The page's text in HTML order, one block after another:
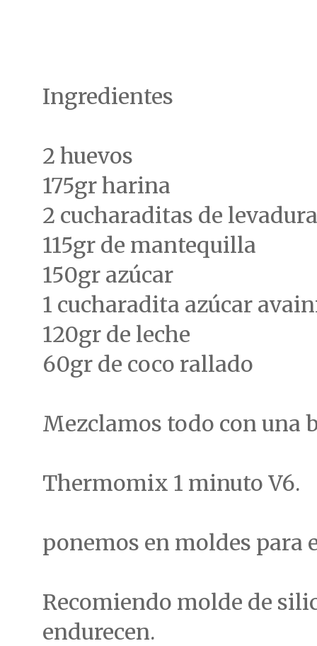
Ingredientes
2 huevos
175gr harina
2 cucharaditas de levadura
115gr de mantequilla
150gr azúcar
1 cucharadita azúcar
120gr de leche
60gr de coco rallado
Mezclamos todo con una
Thermomix 1 minuto V6.
ponemos en moldes para
Recomiendo molde de
endurecen.